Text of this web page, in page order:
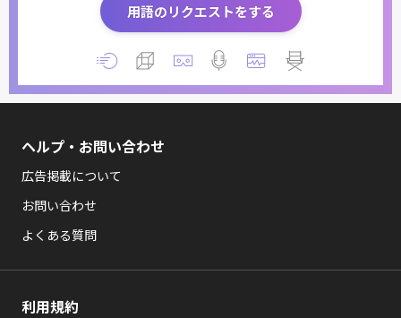
用語のリクエストをする
ヘルプ・お問い合わせ
広告掲載について
お問い合わせ
よくある質問
利用規約